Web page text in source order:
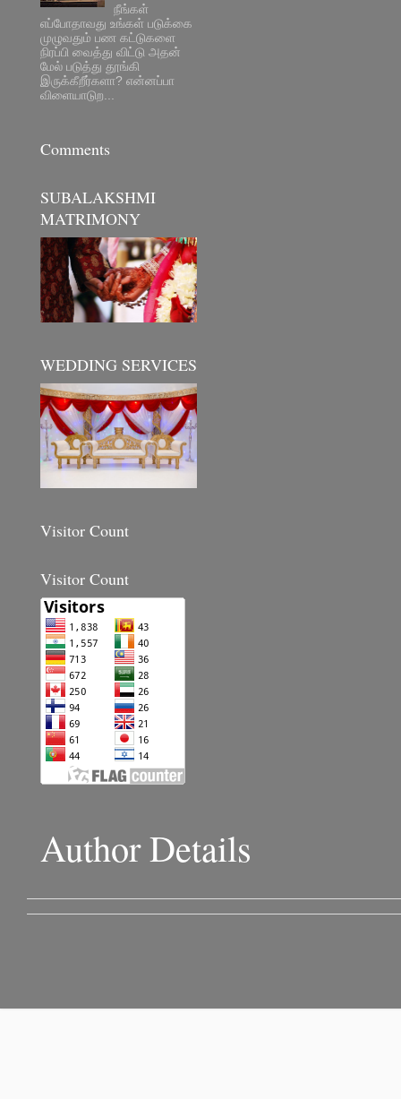
நீங்கள்
எப்போதாவது உங்கள் படுக்கை
முழுவதும் பண கட்டுகளை
நிரப்பி வைத்து விட்டு அதன்
மேல் படுத்து தூங்கி
இருக்கீறீர்களா? என்னப்பா
விளையாடுற...
Comments
SUBALAKSHMI
MATRIMONY
WEDDING SERVICES
Visitor Count
Visitor Count
Author Details